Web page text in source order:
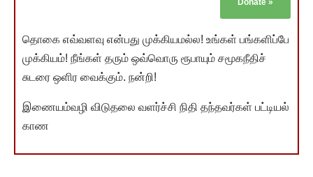
Donate »
தொகை எவ்வளவு என்பது முக்கியமல்ல! உங்கள் பங்களிப்பே
முக்கியம்! நீங்கள் தரும் ஒவ்வொரு ரூபாயும் சமூகநீதிச்
சுடரை ஒளிர வைக்கும். நன்றி!
இணையம்வழி விடுதலை வளர்ச்சி நிதி தந்தவர்கள் பட்டியல்
காண